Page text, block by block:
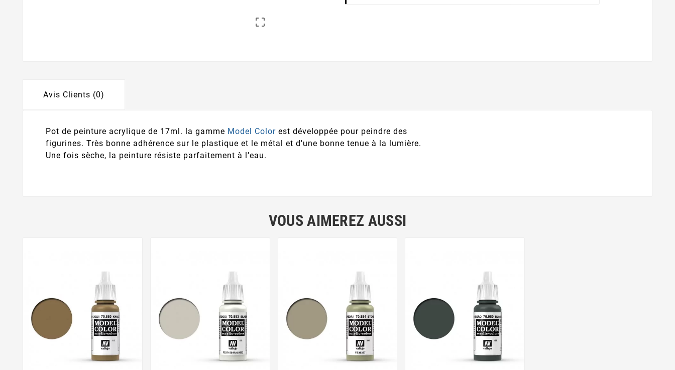

Avis Clients (0)
Pot de peinture acrylique de 17ml. la gamme Model Color est développée pour peindre des
figurines. Très bonne adhérence sur le plastique et le métal et d'une bonne tenue à la lumière.
Une fois sèche, la peinture résiste parfaitement à l’eau.
VOUS AIMEREZ AUSSI